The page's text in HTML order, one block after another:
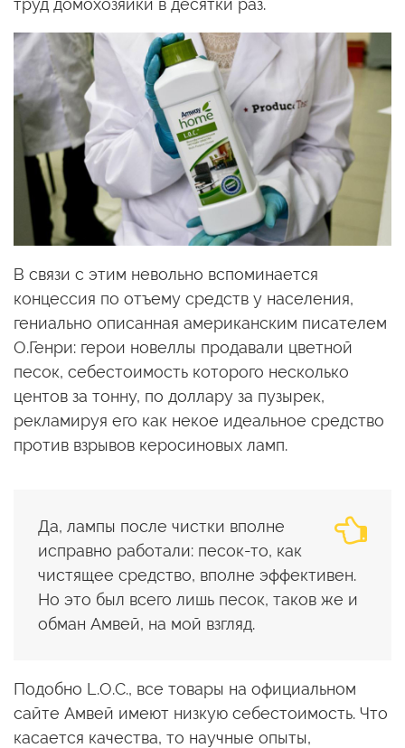
труд домохозяйки в десятки раз.
В связи с этим невольно вспоминается
концессия по отъему средств у населения,
гениально описанная американским писателем
О.Генри: герои новеллы продавали цветной
песок, себестоимость которого несколько
центов за тонну, по доллару за пузырек,
рекламируя его как некое идеальное средство
против взрывов керосиновых ламп.
Да, лампы после чистки вполне
исправно работали: песок-то, как
чистящее средство, вполне эффективен.
Но это был всего лишь песок, таков же и
обман Амвей, на мой взгляд.
Подобно L.O.C., все товары на официальном
сайте Амвей имеют низкую себестоимость. Что
касается качества, то научные опыты,